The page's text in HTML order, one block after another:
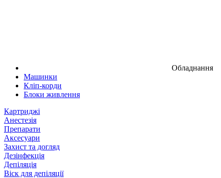
Обладнання
Машинки
Кліп-корди
Блоки живлення
Картриджі
Анестезія
Препарати
Аксесуари
Захист та догляд
Дезінфекція
Депіляція
Віск для депіляції